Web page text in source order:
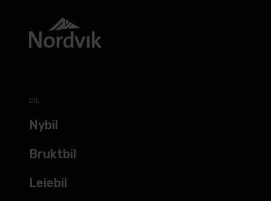
BIL
Nybil
Bruktbil
Leiebil